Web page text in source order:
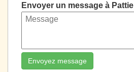
Envoyer un message à Pattie
Envoyez message